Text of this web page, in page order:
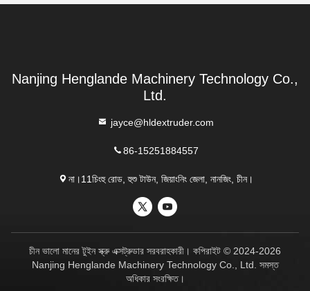
Nanjing Henglande Machinery Technology Co.,
Ltd.
jayce@hldextruder.com
86-15251884557
না।11চিংহু রোড, হুশু টাউন, জিয়াংনিং জেলা, নানজিং, চীন।
চীন ভালো মানের টুইন স্ক্রু এক্সট্রুডার সরবরাহকারী। কপিরাইট © 2024-2026
Nanjing Henglande Machinery Technology Co., Ltd. সমস্ত
অধিকার সংরক্ষিত।